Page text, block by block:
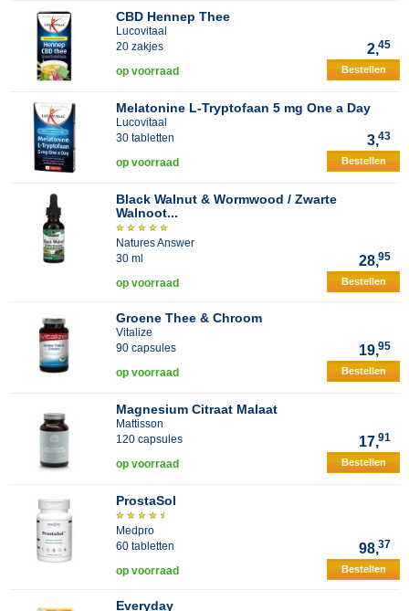
CBD Hennep Thee
Lucovitaal
20 zakjes
2,45
op voorraad Bestellen
Melatonine L-Tryptofaan 5 mg One a Day
Lucovitaal
30 tabletten
3,43
op voorraad Bestellen
Black Walnut & Wormwood / Zwarte
Walnoot...
Natures Answer
30 ml
28,95
op voorraad Bestellen
Groene Thee & Chroom
Vitalize
90 capsules
19,95
op voorraad Bestellen
Magnesium Citraat Malaat
Mattisson
120 capsules
17,91
op voorraad Bestellen
ProstaSol
Medpro
60 tabletten
98,37
op voorraad Bestellen
Everyday